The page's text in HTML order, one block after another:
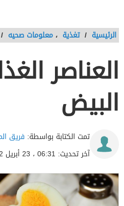
الرئيسية / تغذية ، معلومات صحيه /
العناصر
البيض
تمت الكتابة بواسطة: فريق
آخر تحديث: 06:31 ، 23 أبريل 2022